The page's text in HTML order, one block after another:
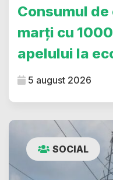
Consumul
marți cu
apelului la
5 august 2026
SOCIAL